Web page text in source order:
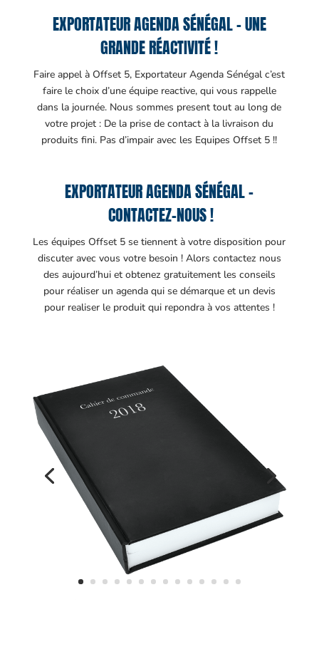
EXPORTATEUR AGENDA SÉNÉGAL – UNE
GRANDE RÉACTIVITÉ !
Faire appel à Offset 5, Exportateur Agenda Sénégal c’est
faire le choix d’une équipe reactive, qui vous rappelle
dans la journée. Nous sommes present tout au long de
votre projet : De la prise de contact à la livraison du
produits fini. Pas d’impair avec les Equipes Offset 5 !!
EXPORTATEUR AGENDA SÉNÉGAL –
CONTACTEZ-NOUS !
Les équipes Offset 5 se tiennent à votre disposition pour
discuter avec vous votre besoin ! Alors contactez nous
des aujourd’hui et obtenez gratuitement les conseils
pour réaliser un agenda qui se démarque et un devis
pour realiser le produit qui repondra à vos attentes !